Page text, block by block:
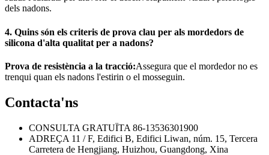
dels nadons.
4. Quins són els criteris de prova clau per als mordedors de
silicona d'alta qualitat per a nadons?
Prova de resistència a la tracció:Assegura que el mordedor no es
trenqui quan els nadons l'estirin o el mosseguin.
Contacta'ns
CONSULTA GRATUÏTA 86-13536301900
ADREÇA 11 / F, Edifici B, Edifici Liwan, núm. 15, Tercera
Carretera de Hengjiang, Huizhou, Guangdong, Xina